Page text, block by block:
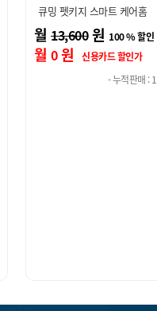
큐밍 PETSNOWY 고양이 …
월 13,600 원 100 % 할인
월 0원
신용카드 할인가
- 누적판매 :